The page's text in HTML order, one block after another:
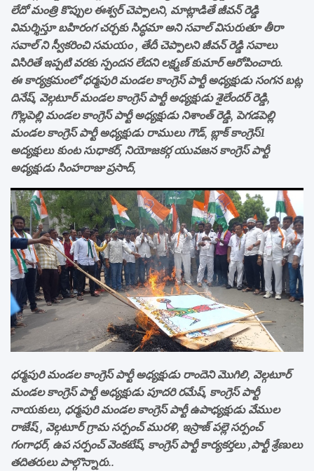
లేదో మంత్రి కొప్పుల ఈశ్వర్ చెప్పాలని, మాట్లాడితే జీవన్ రెడ్డి
విమర్శిస్తూ బహిరంగ చర్చకు సిద్ధమా అని సవాల్ విసురుతూ తీరా
సవాల్ ని స్వీకరించి సమయం , తేదీ చెప్పాలని జీవన్ రెడ్డి సవాలు
విసిరితే ఇప్పటి వరకు స్పందన లేదని లక్ష్మణ్ కుమార్ ఆరోపించారు.
ఈ కార్యక్రమంలో ధర్మపురి మండల కాంగ్రెస్ పార్టీ అధ్యక్షుడు సంగన బట్ల
దినేష్, వెల్గటూర్ మండల కాంగ్రెస్ పార్టీ అధ్యక్షుడు శైలేందర్ రెడ్డి,
గొల్లపెల్లి మండల కాంగ్రెస్ పార్టీ అధ్యక్షుడు నిశాంత్ రెడ్డి, పెగడపెల్లి
మండల కాంగ్రెస్ పార్టీ అధ్యక్షుడు రాములు గౌడ్, బ్లాక్ కాంగ్రెస్1
అద్యక్షులు కుంట సుధాకర్, నియోజకర్గ యువజన కాంగ్రెస్ పార్టీ
అధ్యక్షుడు సింహరాజు ప్రసాద్,
ధర్మపురి మండల కాంగ్రెస్ పార్టీ అధ్యక్షుడు రాందెని మొగిలి, వెల్గటూర్
మండల కాంగ్రెస్ పార్టీ అధ్యక్షుడు పూదరి రమేష్, కాంగ్రెస్ పార్టీ
నాయకులు, ధర్మపురి మండల కాంగ్రెస్ పార్టీ ఉపాధ్యక్షుడు వేముల
రాజేష్ , వెల్గటూర్ గ్రామ సర్పంచ్ మురళి, ఇస్రాజ్ పల్లె సర్పంచ్
గంగాధర్, ఉప సర్పంచ్ వెంకటేష్, కాంగ్రెస్ పార్టీ కార్యకర్తలు ,పార్టీ శ్రేణులు
తదితరులు పాల్గొన్నారు..